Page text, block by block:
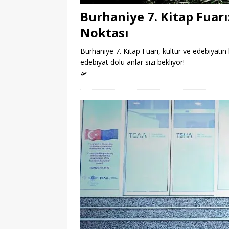
Burhaniye 7. Kitap
Noktası
Burhaniye 7. Kitap Fuarı, kültür ve
edebiyat dolu anlar sizi bekliyor!
🛫